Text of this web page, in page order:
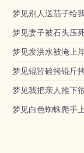
梦见别人送茄子给
梦见妻子被石头压
梦见发洪水被淹上
梦见锟皆硷拷锟斤
梦见我把亲人推下
梦见白色蜘蛛爬手